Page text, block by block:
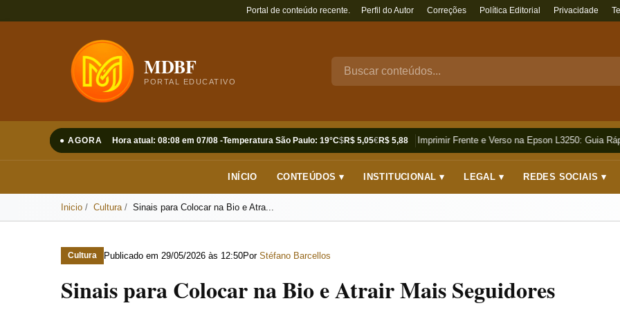
Portal de conteúdo recente. Perfil do Autor Correções Política Editorial Privacidade
MDBF
PORTAL EDUCATIVO
● AGORA Hora atual: 08:08 em 07/08 -Temperatura São Paulo: 19°C$R$ 5,05€R$ 5,88
Como Imprimir Frente e Verso na Epson L3250: Guia
INÍCIO CONTEÚDOS ▾ INSTITUCIONAL ▾ LEGAL ▾ REDES SOCIAIS ▾
Inicio Cultura Sinais para Colocar na Bio e Atra...
Cultura Publicado em 29/05/2026 às 12:50Por Stéfano Barcellos
Sinais para Colocar na Bio e Atrair Mais Seguidores